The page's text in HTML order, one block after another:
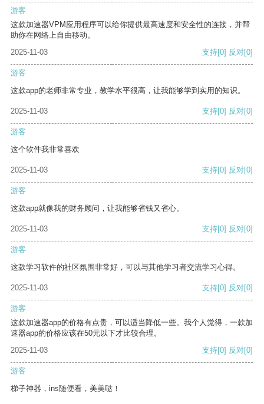
游客
这款加速器VPM应用程序可以给你提供最高速度和安全性的连接，并帮
助你在网络上自由移动。
2025-11-03
支持[0] 反对[0]
游客
这款app的老师非常专业，教学水平很高，让我能够学到实用的知识。
2025-11-03 支持[0] 反对[0]
游客
这个软件我非常喜欢
2025-11-03 支持[0] 反对[0]
游客
这款app就像我的财务顾问，让我能够省钱又省心。
2025-11-03 支持[0] 反对[0]
游客
这款学习软件的社区氛围非常好，可以与其他学习者交流学习心得。
2025-11-03 支持[0] 反对[0]
游客
这款加速器app的价格有点贵，可以适当降低一些。我个人觉得，一款加
速器app的价格应该在50元以下才比较合理。
2025-11-03
支持[0] 反对[0]
游客
梯子神器，ins随便看，美美哒！